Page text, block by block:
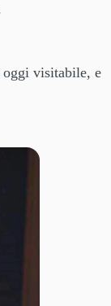
oggi visitabile, e